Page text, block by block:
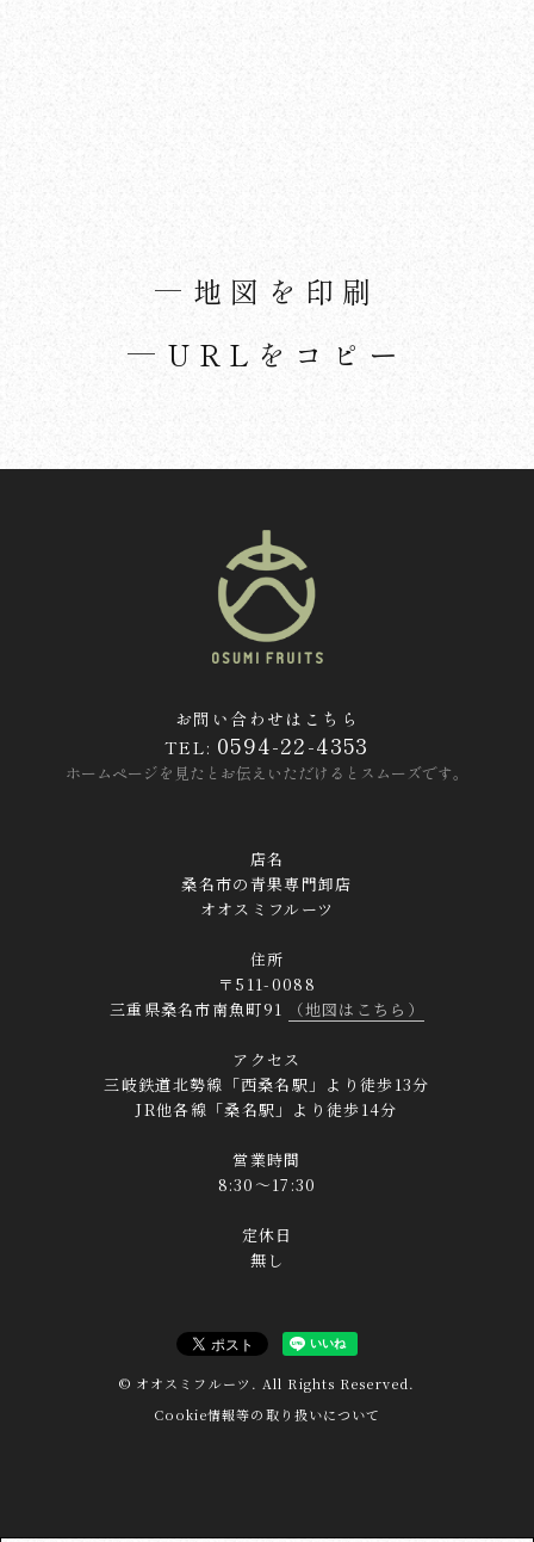
地図を印刷
URLをコピー
お問い合わせはこちら
TEL: 0594-22-4353
ホームページを見たとお伝えいただけるとスムーズです。
店名
桑名市の青果専門卸店
オオスミフルーツ
住所
〒511-0088
三重県桑名市南魚町91
（地図はこちら）
アクセス
三岐鉄道北勢線「西桑名駅」より徒歩13分
JR他各線「桑名駅」より徒歩14分
営業時間
8:30～17:30
定休日
無し
© オオスミフルーツ. All Rights Reserved.
Cookie情報等の取り扱いについて